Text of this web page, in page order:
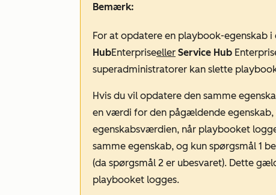
Bemærk:
For at opdatere en playbook-egenskab i
HubEnterpriseeller Service Hub
superadministratorer kan slette
Hvis du vil opdatere den samme
en værdi for den pågældende
egenskabsværdien, når playbooket
samme egenskab, og kun spørgsmål 1
(da spørgsmål 2 er ubesvaret). Dette
playbooket logges.